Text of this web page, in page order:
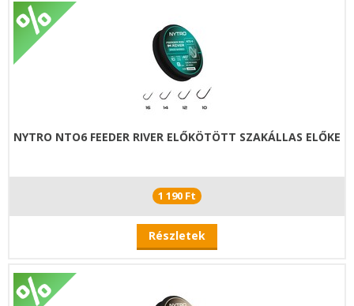
NYTRO NTO6 FEEDER RIVER ELŐKÖTÖTT SZAKÁLLAS ELŐKE
1 190 Ft
Részletek